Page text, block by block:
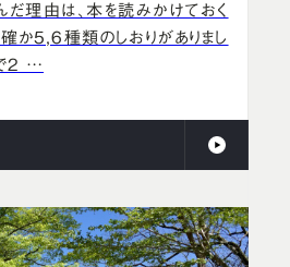
だ理由は、本を読みかけておく
確か5,6種類のしおりがありまし
2 …